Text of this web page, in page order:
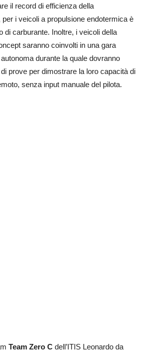
il record di efficienza della
i veicoli a propulsione endotermica è
di carburante. Inoltre, i veicoli della
saranno coinvolti in una gara
durante la quale dovranno
prove per dimostrare la loro capacità di
senza input manuale del pilota.
Team Zero Cdell’ITIS Leonardo da